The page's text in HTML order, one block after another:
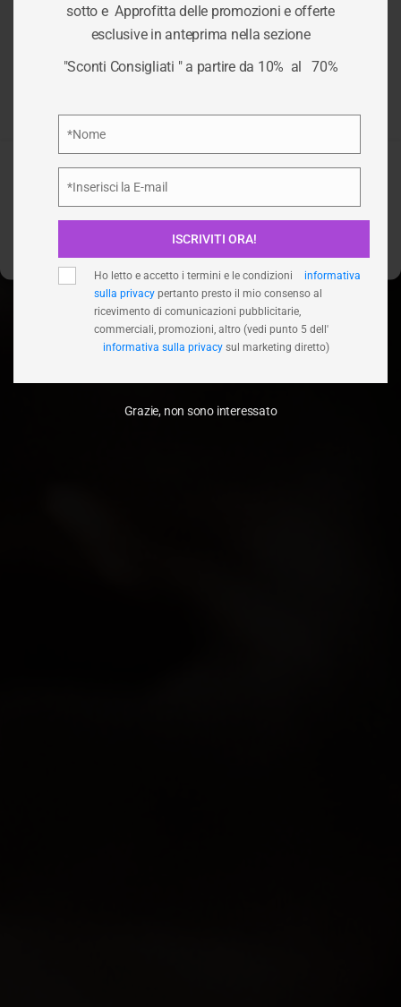
Per fornire le migliori esperienze, utilizziamo tecnologie come i
cookie per memorizzare e/o accedere alle informazioni del
dispositivo. Il consenso a queste tecnologie ci permetterà di
elaborare dati come il comportamento di navigazione o ID unici
Accetta
Nega
Visualizza le preferenze
TAG:PANNOLONI
HOME/PANNOLONI
sotto e Approfitta delle promozioni e offerte
esclusive in anteprima nella sezione
"Sconti Consigliati " a partire da 10% al 70%
*Nome
*Inserisci la E-mail
ISCRIVITI ORA!
Ho letto e accetto i termini e le condizioni
informativa
sulla privacy pertanto presto il mio consenso al
ricevimento di comunicazioni pubblicitarie,
commerciali, promozioni, altro (vedi punto 5 dell'
informativa sulla privacy sul marketing diretto)
Grazie, non sono interessato